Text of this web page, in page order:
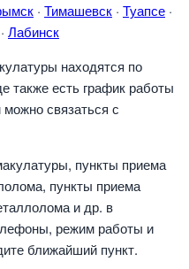
· Тимашевск · Туапсе ·
· Лабинск
находятся по
также есть график работы
связаться с
пункты приема
пункты приема
и др. в
режим работы и
ближайший пункт.